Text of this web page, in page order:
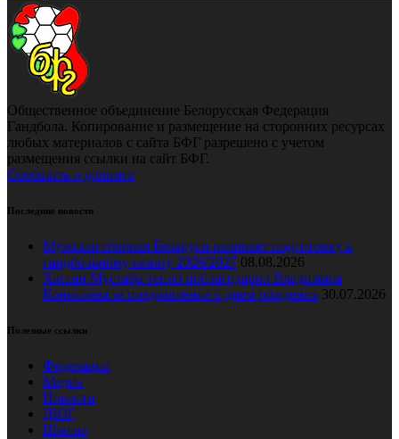
Общественное объединение Белорусская Федерация
Гандбола. Копирование и размещение на сторонних ресурсах
любых материалов с сайта БФГ разрешено с учетом
размещения ссылки на сайт БФГ.
Сообщить о допинге
Последние новости
Мужская сборная Беларуси начинает подготовку к
гандбольному сезону 2026/2027 08.08.2026
Хассан Мустафа тепло поблагодарил Владимира
Коноплёва за поздравление с днем рождения 30.07.2026
Полезные ссылки
Федерация
Медиа
Новости
ДЮГ
Школы